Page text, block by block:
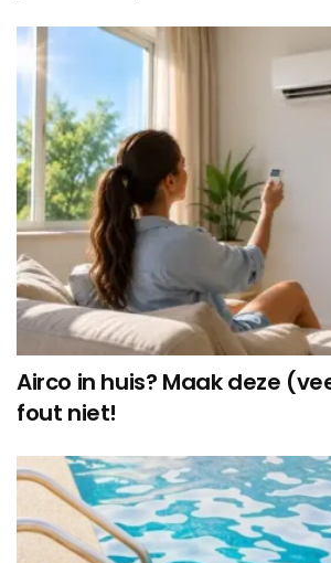
Airco in huis? Maak deze
fout niet!